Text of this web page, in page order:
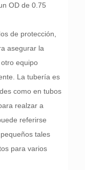
OD de 0.75
de protección,
asegurar la
equipo
La tubería es
como en tubos
realzar a
referirse
tales
para varios